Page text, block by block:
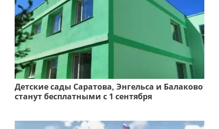
Детские сады Саратова, Энгельса и Балаково
станут бесплатными с 1 сентября